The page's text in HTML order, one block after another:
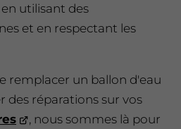
utilisant des
et en respectant les
remplacer un ballon d'eau
des réparations sur vos
, nous sommes là pour